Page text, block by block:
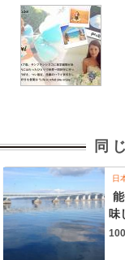
同
日
味